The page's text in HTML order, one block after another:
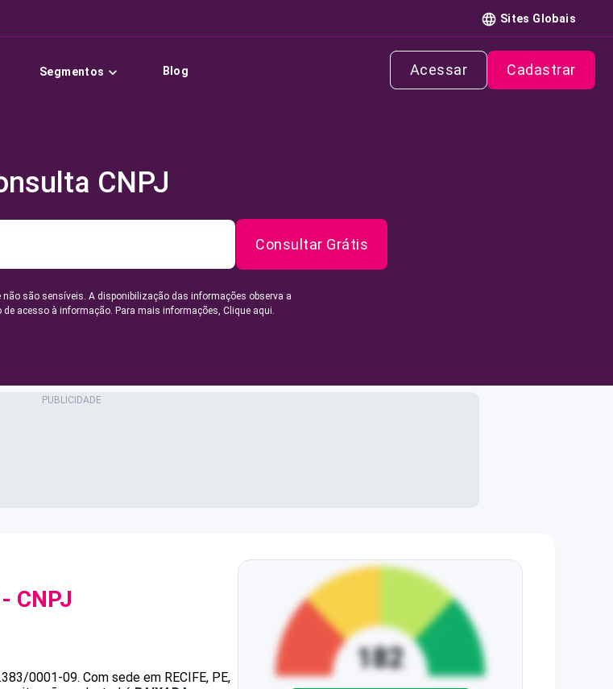
Sites Globais
Segmentos Blog Acessar Cadastrar
CNPJ
Consultar Grátis
são sensíveis. A disponibilização das informações observa a
de acesso à informação. Para mais informações, Clique aqui.
- CNPJ
0001-09. Com sede em RECIFE, PE,